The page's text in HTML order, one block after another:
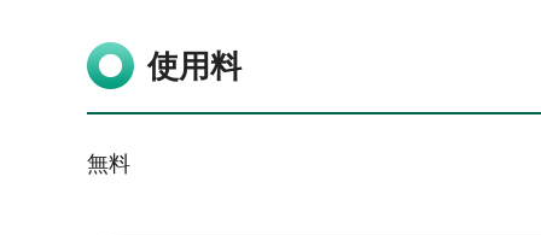
使用料
無料